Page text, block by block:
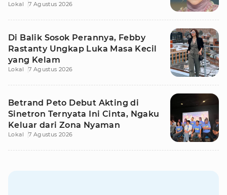
Lokal 7 Agustus 2026
Di Balik Sosok Perannya, Febby
Rastanty Ungkap Luka Masa Kecil
yang Kelam
Lokal 7 Agustus 2026
Betrand Peto Debut Akting di
Sinetron Ternyata Ini Cinta, Ngaku
Keluar dari Zona Nyaman
Lokal 7 Agustus 2026